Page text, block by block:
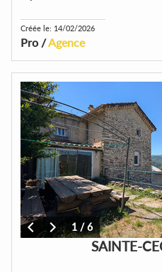
Créée le: 14/02/2026
Pro /Agence
1 /6
SAINTE-